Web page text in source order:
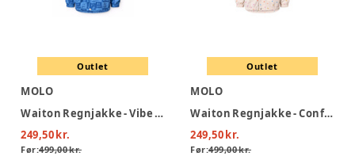
Outlet
MOLO
Waiton Regnjakke - Vibe Checks BLU
249,50 kr.
Før:499,00 kr.
Outlet
MOLO
Waiton Regnjakke - Confetti Rainbow
249,50 kr.
Før:499,00 kr.